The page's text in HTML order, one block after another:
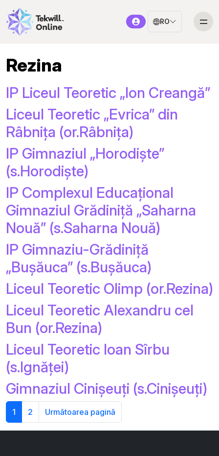
RO
Rezina
IP Liceul Teoretic „Ion Creangă”
Liceul Teoretic „Evrica” din
Râbnița (or.Râbnița)
IP Gimnaziul „Horodiște”
(s.Horodiște)
IP Complexul Educațional
Gimnaziul Grădiniță „Saharna
Nouă” (s.Saharna Nouă)
IP Gimnaziu-Grădiniță
„Bușăuca” (s.Bușăuca)
Liceul Teoretic Olimp (or.Rezina)
Liceul Teoretic Alexandru cel
Bun (or.Rezina)
Liceul Teoretic Ioan Sîrbu
(s.Ignăței)
Gimnaziul Cinișeuți (s.Cinișeuți)
1 2 Următoarea pagină